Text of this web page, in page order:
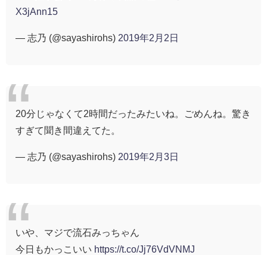
X3jAnn15
— 志乃 (@sayashirohs) 2019年2月2日
20分じゃなくて2時間だったみたいね。ごめんね。驚き
すぎて聞き間違えてた。
— 志乃 (@sayashirohs) 2019年2月3日
いや、マジで流石みっちゃん
今日もかっこいい https://t.co/Jj76VdVNMJ